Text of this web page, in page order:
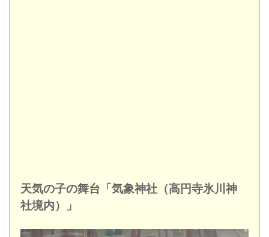
天気の子の舞台「気象神社（高円寺氷川神
社境内）」